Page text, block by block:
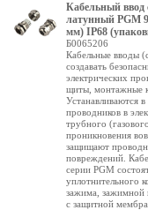
Кабельный ввод
латунный PGM
мм) IP68
Б0065206
Кабельные вводы
создавать
электрических
щиты, монтажные
Устанавливаются
проводников в
трубного
проникновения
защищают
повреждений.
серии PGM
уплотнительного
зажима, зажимной
с защитной